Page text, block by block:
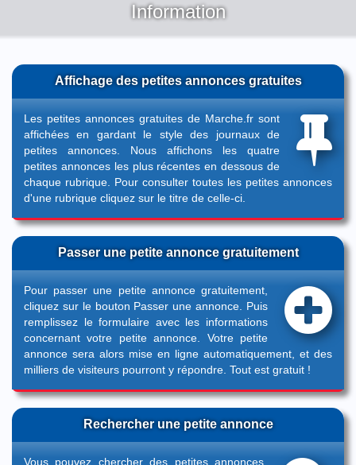
Information
Affichage des petites annonces gratuites
Les petites annonces gratuites de Marche.fr sont
affichées en gardant le style des journaux de
petites annonces. Nous affichons les quatre
petites annonces les plus récentes en dessous de
chaque rubrique. Pour consulter toutes les petites annonces
d'une rubrique cliquez sur le titre de celle-ci.
Passer une petite annonce gratuitement
Pour passer une petite annonce gratuitement,
cliquez sur le bouton Passer une annonce . Puis
remplissez le formulaire avec les informations
concernant votre petite annonce. Votre petite
annonce sera alors mise en ligne automatiquement, et des
milliers de visiteurs pourront y répondre. Tout est gratuit !
Rechercher une petite annonce
Vous pouvez chercher des petites annonces